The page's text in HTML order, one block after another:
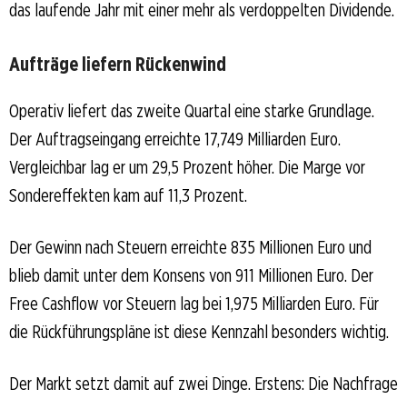
das laufende Jahr mit einer mehr als verdoppelten Dividende.
Aufträge liefern Rückenwind
Operativ liefert das zweite Quartal eine starke Grundlage.
Der Auftragseingang erreichte 17,749 Milliarden Euro.
Vergleichbar lag er um 29,5 Prozent höher. Die Marge vor
Sondereffekten kam auf 11,3 Prozent.
Der Gewinn nach Steuern erreichte 835 Millionen Euro und
blieb damit unter dem Konsens von 911 Millionen Euro. Der
Free Cashflow vor Steuern lag bei 1,975 Milliarden Euro. Für
die Rückführungspläne ist diese Kennzahl besonders wichtig.
Der Markt setzt damit auf zwei Dinge. Erstens: Die Nachfrage